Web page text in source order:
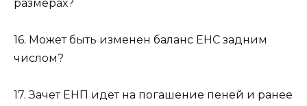
размерах?
16. Может быть изменен баланс ЕНС задним
числом?
17. Зачет ЕНП идет на погашение пеней и ранее